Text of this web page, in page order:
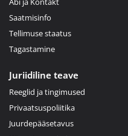
Saatmisinfo
Tellimuse staatus
Tagastamine
Juriidiline teave
Reeglid ja tingimused
Privaatsuspoliitika
Juurdepääsetavus